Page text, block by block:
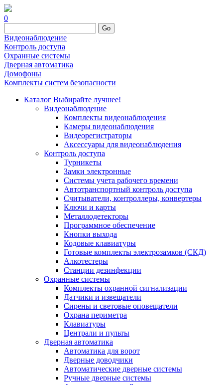
0
Go
Видеонаблюдение
Контроль доступа
Охранные системы
Дверная автоматика
Домофоны
Комплекты систем безопасности
Каталог Выбирайте лучшее!
Видеонаблюдение
Комплекты видеонаблюдения
Камеры видеонаблюдения
Видеорегистраторы
Аксессуары для видеонаблюдения
Контроль доступа
Турникеты
Замки электронные
Системы учета рабочего времени
Автотранспортный контроль доступа
Считыватели, контроллеры, конвертеры
Ключи и карты
Металлодетекторы
Программное обеспечение
Кнопки выхода
Кодовые клавиатуры
Готовые комплекты электрозамков (СКД)
Алкотестеры
Станции дезинфекции
Охранные системы
Комплекты охранной сигнализации
Датчики и извещатели
Сирены и световые оповещатели
Охрана периметра
Клавиатуры
Централи и пульты
Дверная автоматика
Автоматика для ворот
Дверные доводчики
Автоматические дверные системы
Ручные дверные системы